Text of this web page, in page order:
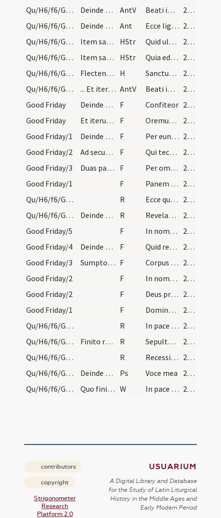
Qu/H6/f6/Good Friday/2
Deinde ponatur imago crucifixi ad locum aptum, et… AntV Beati immaculati
243 (106r)
Qu/H6/f6/Good Friday/1
Deinde deferant eam ad locum aptatum in ecclesia.… Ant Ecce lignum crucis
243 (106r)
Qu/H6/f6/Good Friday
Item sacerdotes cantent in gradu chori: ... Minis… HStr Quid ultra debui
243 (106r)
Qu/H6/f6/Good Friday
Item sacerdotes portantes crucem cantent in medio… HStr Quia eduxi te per desertum
243 (106r)
Qu/H6/f6/Good Friday
Flectentes genua tribus vicibus, chorus prosequat… H Sanctus Deus
243 (106r)
Qu/H6/f6/Good Friday/1
... Et iterum elevatur cantantes: Ecce lignum. AntV Beati immaculati
243 (106r)
Good Friday
Deinde sacerdos dicat ante altare: ... more solit… F Confiteor
244 (106v)
Good Friday
Et iterum elevans se, dicat remissa voce, ita tam… F Oremus ... Praeceptis salutaribus ... Pater noster
245 (107r)
Good Friday/1
Deinde sumat oblatam dividat eam in tres partes m… F Per eundem
245 (107r)
Good Friday/2
Ad secundam fractionem dicat: F Qui tecum
245 (107r)
Good Friday/3
Duas particulas ponat super patenam, et tertiam s… F Per omnia
245 (107r)
Good Friday/1
F Panem caelestem accipiam
246 (107v)
Qu/H6/f6/Good Friday/2
R Ecce quomodo moritur iustus
246 (107v)
Qu/H6/f6/Good Friday/1
Deinde sepulchro praeparato et ordinato presbyter… R Revelabunt caeli
246 (107v)
Good Friday/5
F In nomine Patris
246 (107v)
Good Friday/4
Deinde sumat calicem. F Quid retribuam Domino ... calicem
246 (107v)
Good Friday/3
Sumpto corpore Christi dicat: F Corpus Domini nostri Iesu Christi proficiat mihi
246 (107v)
Good Friday/2
F In nomine Patris
246 (107v)
Good Friday/2
F Deus propitius esto mihi peccatori
246 (107v)
Good Friday/1
F Domine non sum dignus ut intres ... sed salvum
246 (107v)
Qu/H6/f6/Good Friday/3
R In pace factus
247
Qu/H6/f6/Good Friday/4
Finito responsorio collocet in sepulchro et linte… R Sepulto Domino
247
Qu/H6/f6/Good Friday/5
R Recessit pastor
247
Qu/H6/f6/Good Friday
Deinde dicatur psalmus: Ps Voce mea
247
Qu/H6/f6/Good Friday
Quo finito dicatur versus: ... Quo versu omnes ho… W In pace factus 247
contributors
copyright
Strigonometer
Research
Platform 2.0
USUARIUM
A Digital Library and Database
for the Study of Latin Liturgical
History in the Middle Ages and
Early Modern Period